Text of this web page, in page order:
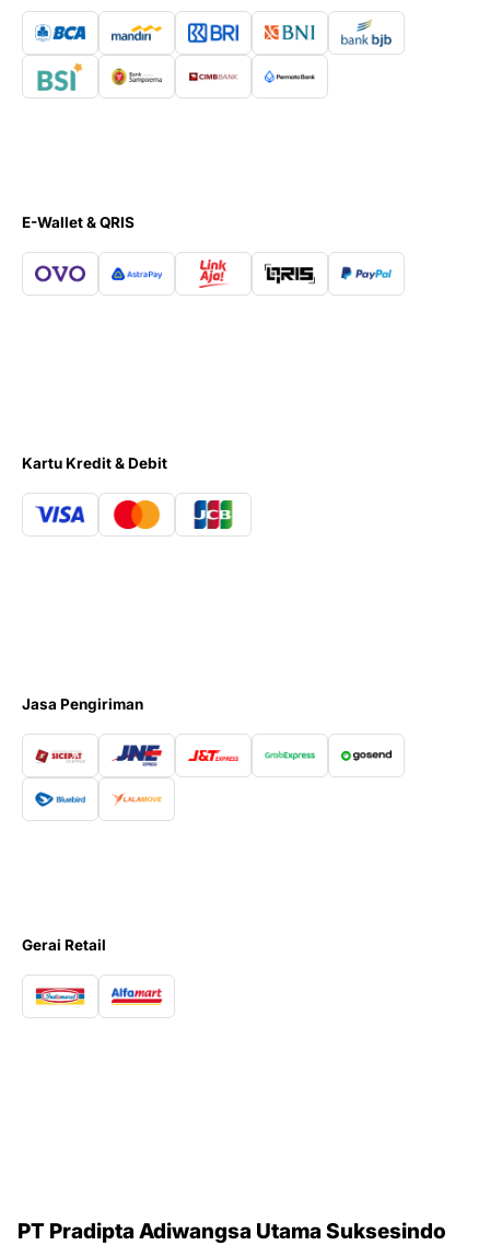
E-Wallet & QRIS
Kartu Kredit & Debit
Jasa Pengiriman
Gerai Retail
PT Pradipta Adiwangsa Utama Suksesindo